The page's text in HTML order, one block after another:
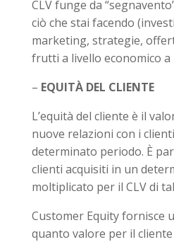
CLV funge da
ciò che stai facendo
marketing, strategie,
frutti a livello economico
– EQUITÀ DEL CLIENTE
L’equità del cliente è il
nuove relazioni con i
determinato periodo. È
clienti acquisiti in un
moltiplicato per il CLV di
Customer Equity fornisce
quanto valore per il